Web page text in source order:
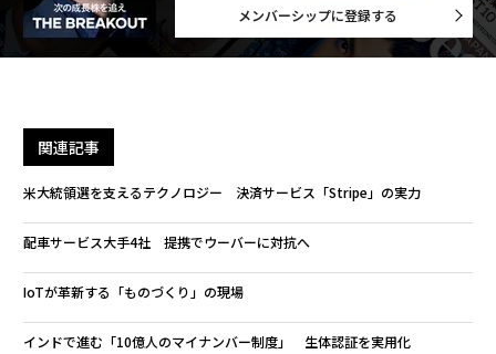
メンバーシップに登録する
関連記事
米大統領選を支えるテクノロジー 決済サービス「Stripe」の実力
配車サービス大手4社 提携でウーバーに対抗へ
IoTが革新する「ものづくり」の現場
インドで進む「10億人のマイナンバー制度」 生体認証を実用化